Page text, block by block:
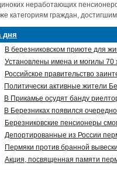
неработающих
категориям граждан,
дня
В березниковском приюте для
Установлены имена и могилы 70
Российское правительство
Политически активные жители
В Прикамье осудят банду
В Березниках появился
Березниковские пенсионеры
Депортированные из России
Пермяки против бранной
Акция, посвященная памяти